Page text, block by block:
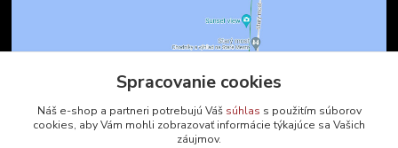
Kontakty
Spracovanie cookies
Náš e-shop a partneri potrebujú Váš súhlas s použitím súborov
cookies, aby Vám mohli zobrazovať informácie týkajúce sa Vašich
záujmov.